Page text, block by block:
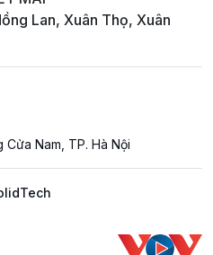
Lan, Xuân Thọ, Xuân
Nam, TP. Hà Nội